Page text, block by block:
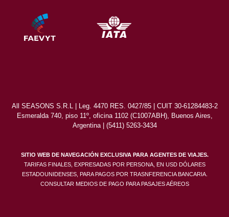
All SEASONS S.R.L | Leg. 4470 RES. 0427/85 | CUIT 30-61284483-2
Esmeralda 740, piso 11º, oficina 1102 (C1007ABH), Buenos Aires,
Argentina | (5411) 5263-3434
SITIO WEB DE NAVEGACIÓN EXCLUSIVA PARA AGENTES DE VIAJES.
TARIFAS FINALES, EXPRESADAS POR PERSONA, EN USD DÓLARES
ESTADOUNIDENSES, PARA PAGOS POR TRASNFERENCIA BANCARIA.
CONSULTAR MEDIOS DE PAGO PARA PASAJES AÉREOS